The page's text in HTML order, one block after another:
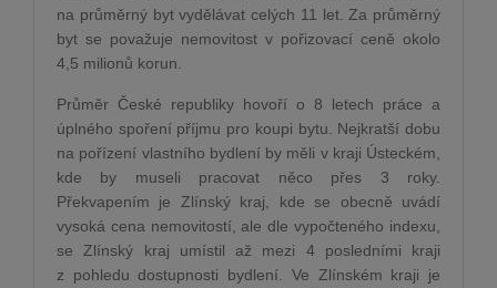
na průměrný byt vydělávat celých 11 let. Za průměrný
byt se považuje nemovitost v pořizovací ceně okolo
4,5 milionů korun.
Průměr České republiky hovoří o 8 letech práce a
úplného spoření příjmu pro koupi bytu. Nejkratší dobu
na pořízení vlastního bydlení by měli v kraji Ústeckém,
kde by museli pracovat něco přes 3 roky.
Překvapením je Zlínský kraj, kde se obecně uvádí
vysoká cena nemovitostí, ale dle vypočteného indexu,
se Zlínský kraj umístil až mezi 4 posledními kraji
z pohledu dostupnosti bydlení. Ve Zlínském kraji je